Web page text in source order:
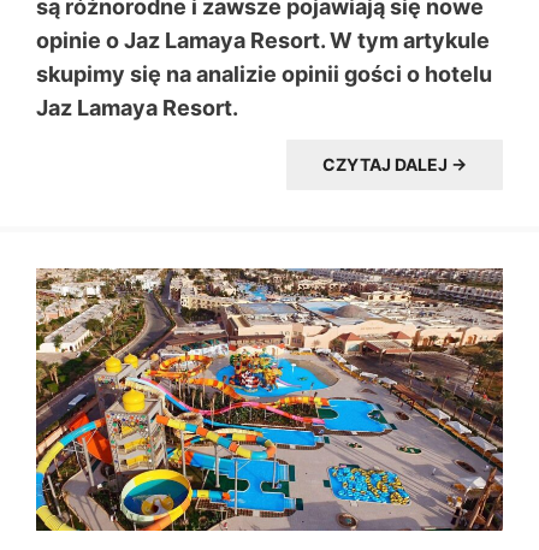
są różnorodne i zawsze pojawiają się nowe
opinie o Jaz Lamaya Resort. W tym artykule
skupimy się na analizie opinii gości o hotelu
Jaz Lamaya Resort.
CZYTAJ DALEJ →